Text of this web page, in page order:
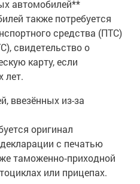
автомобилей**
также потребуется
средства (ПТС)
свидетельство о
карту, если
лет.
ввезённых из-за
оригинал
с печатью
таможенно‑приходной
или прицепах.